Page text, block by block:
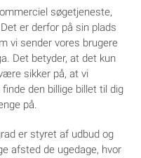
søgetjeneste,
er derfor på sin plads
vi sender vores brugere
Det betyder, at det kun
sikker på, at vi
den billige billet til dig
på.
er styret af udbud og
afsted de ugedage, hvor